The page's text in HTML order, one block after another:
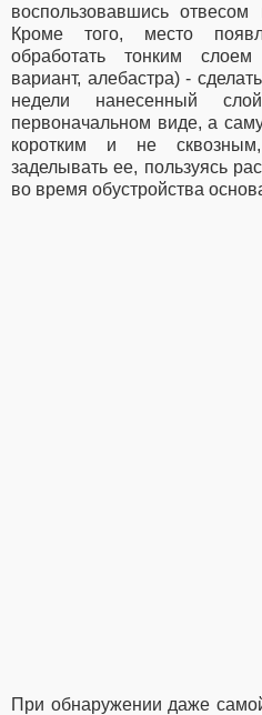
воспользовавшись
Кроме того, место
обработать тонким
вариант, алебастра) -
недели нанесенный
первоначальном виде, а
коротким и не
заделывать ее, пользуясь
во время обустройства
При обнаружении даже